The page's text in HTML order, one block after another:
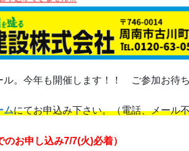
。今年も開催します！！ ご参加お待
ムにてお申込み下さい。（電話、メール
のお申し込み7/7(火)必着）